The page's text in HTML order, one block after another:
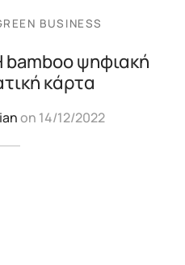
BUSINESS
ψηφιακή
κάρτα
on 14/12/2022